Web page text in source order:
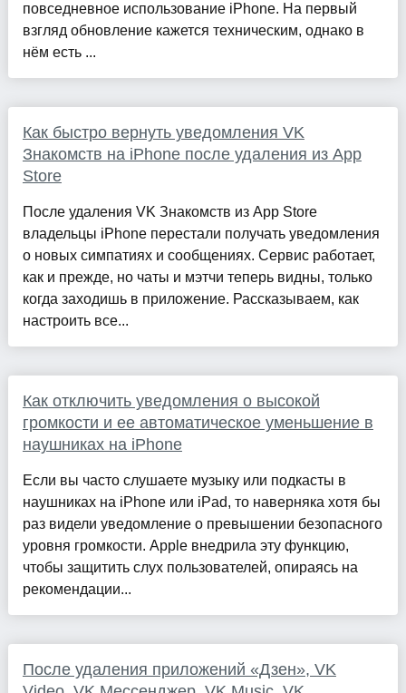
повседневное использование iPhone. На первый
взгляд обновление кажется техническим, однако в
нём есть ...
Как быстро вернуть уведомления VK
Знакомств на iPhone после удаления из App
Store
После удаления VK Знакомств из App Store
владельцы iPhone перестали получать уведомления
о новых симпатиях и сообщениях. Сервис работает,
как и прежде, но чаты и мэтчи теперь видны, только
когда заходишь в приложение. Рассказываем, как
настроить все...
Как отключить уведомления о высокой
громкости и ее автоматическое уменьшение в
наушниках на iPhone
Если вы часто слушаете музыку или подкасты в
наушниках на iPhone или iPad, то наверняка хотя бы
раз видели уведомление о превышении безопасного
уровня громкости. Apple внедрила эту функцию,
чтобы защитить слух пользователей, опираясь на
рекомендации...
После удаления приложений «Дзен», VK